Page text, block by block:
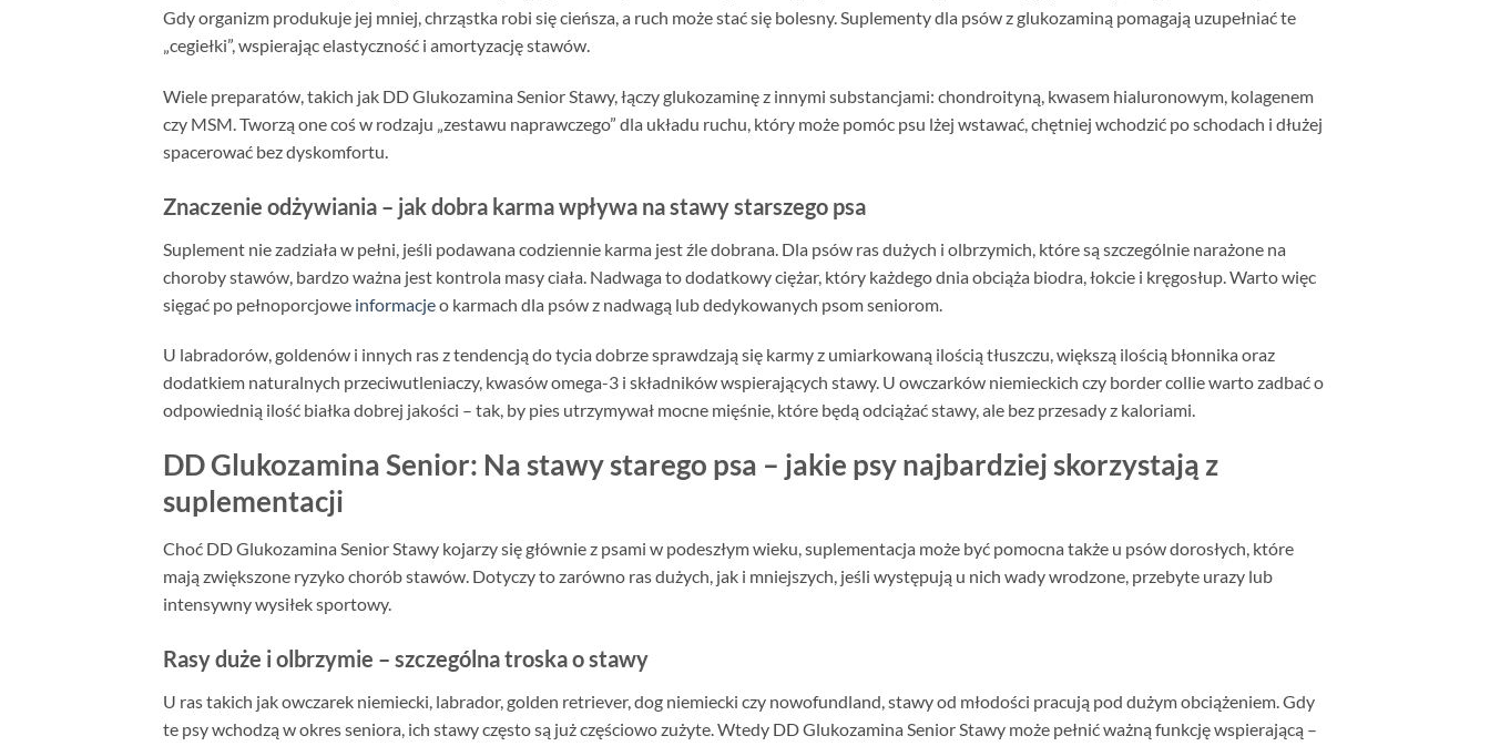
Gdy organizm produkuje jej mniej, chrząstka robi się cieńsza, a ruch może stać się bolesny. Suplementy dla psów z glukozaminą pomagają uzupełniać te
„cegiełki”, wspierając elastyczność i amortyzację stawów.
Wiele preparatów, takich jak DD Glukozamina Senior Stawy, łączy glukozaminę z innymi substancjami: chondroityną, kwasem hialuronowym, kolagenem
czy MSM. Tworzą one coś w rodzaju „zestawu naprawczego” dla układu ruchu, który może pomóc psu lżej wstawać, chętniej wchodzić po schodach i dłużej
spacerować bez dyskomfortu.
Znaczenie odżywiania – jak dobra karma wpływa na stawy starszego psa
Suplement nie zadziała w pełni, jeśli podawana codziennie karma jest źle dobrana. Dla psów ras dużych i olbrzymich, które są szczególnie narażone na
choroby stawów, bardzo ważna jest kontrola masy ciała. Nadwaga to dodatkowy ciężar, który każdego dnia obciąża biodra, łokcie i kręgosłup. Warto więc
sięgać po pełnoporcjowe informacjeo karmach dla psów z nadwagą lub dedykowanych psom seniorom.
U labradorów, goldenów i innych ras z tendencją do tycia dobrze sprawdzają się karmy z umiarkowaną ilością tłuszczu, większą ilością błonnika oraz
dodatkiem naturalnych przeciwutleniaczy, kwasów omega-3 i składników wspierających stawy. U owczarków niemieckich czy border collie warto zadbać o
odpowiednią ilość białka dobrej jakości – tak, by pies utrzymywał mocne mięśnie, które będą odciążać stawy, ale bez przesady z kaloriami.
DD Glukozamina Senior: Na stawy starego psa – jakie psy najbardziej skorzystają z
suplementacji
Choć DD Glukozamina Senior Stawy kojarzy się głównie z psami w podeszłym wieku, suplementacja może być pomocna także u psów dorosłych, które
mają zwiększone ryzyko chorób stawów. Dotyczy to zarówno ras dużych, jak i mniejszych, jeśli występują u nich wady wrodzone, przebyte urazy lub
intensywny wysiłek sportowy.
Rasy duże i olbrzymie – szczególna troska o stawy
U ras takich jak owczarek niemiecki, labrador, golden retriever, dog niemiecki czy nowofundland, stawy od młodości pracują pod dużym obciążeniem. Gdy
te psy wchodzą w okres seniora, ich stawy często są już częściowo zużyte. Wtedy DD Glukozamina Senior Stawy może pełnić ważną funkcję wspierającą –